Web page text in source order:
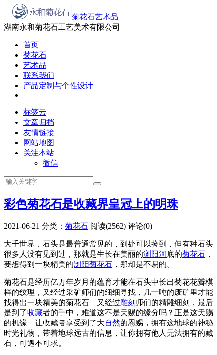
菊花石艺术品
湖南永和菊花石工艺美术有限公司
首页
菊花石
艺术品
联系我们
产品定制与个性设计
标签云
文章归档
友情链接
网站地图
关注本站
微信
彩色菊花石是收藏界皇冠上的明珠
2021-06-21 分类： 菊花石 阅读(2562) 评论(0)
大千世界，石头是最普通常见的，到处可以捡到，但有种石头
很多人没有见到过，那就是生长在美丽的浏阳河底的菊花石 ，
要想得到一块精美的浏阳菊花石 ，那却是不易的。
菊花石是经历亿万年岁月的蕴育才能在石头中长出菊花花瓣模
样的纹理，又经过采矿师们的细细寻找，几十吨的废矿里才能
找得出一块精美的菊花石，又经过雕刻 师们的精雕细刻，最后
是到了收藏者的手中，难道这不是天赐的缘分吗？正是这天赐
的机缘，让收藏者享受到了大自然的恩赐，拥有这地球的神秘
时光礼物，带着地球远古的信息，让你拥有他人无法拥有的藏
石，可遇不可求。